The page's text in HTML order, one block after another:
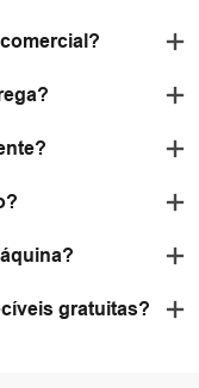
gratuitas?